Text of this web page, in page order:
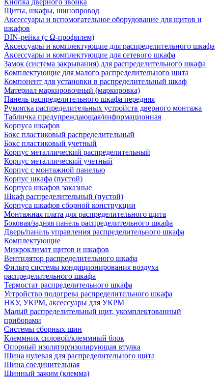
Кнопка дверного звонка
Щиты, шкафы, шинопровод
Аксессуары и вспомогательное оборудование для щитов и
шкафов
DIN-рейка (с Ω-профилем)
Аксессуары и комплектующие для распределительного шкафа
Аксессуары и комплектующие для сетевого шкафа
Замок (система закрывания) для распределительного шкафа
Комплектующие для малого распределительного щита
Компонент для установки в распределительный шкаф
Материал маркировочный (маркировка)
Панель распределительного шкафа передняя
Рукоятка распределительных устройств дверного монтажа
Табличка предупреждающая/информационная
Корпуса шкафов
Бокс пластиковый распределительный
Бокс пластиковый учетный
Корпус металлический распределительный
Корпус металлический учетный
Корпус с монтажной панелью
Корпус шкафа (пустой)
Корпуса шкафов заказные
Шкаф распределительный (пустой)
Корпуса шкафов сборной конструкции
Монтажная плата для распределительного щита
Боковая/задняя панель распределительного шкафа
Дверь/панель управления распределительного шкафа
Комплектующие
Микроклимат щитов и шкафов
Вентилятор распределительного шкафа
Фильтр системы кондиционирования воздуха
распределительного шкафа
Термостат распределительного шкафа
Устройство подогрева распределительного шкафа
НКУ, УКРМ, аксессуары для УКРМ
Малый распределительный щит, укомплектованный
приборами
Системы сборных шин
Клеммник силовой/клеммный блок
Опорный изолятор/изолирующая втулка
Шина нулевая для распределительного щита
Шина соединительная
Шинный зажим (клемма)